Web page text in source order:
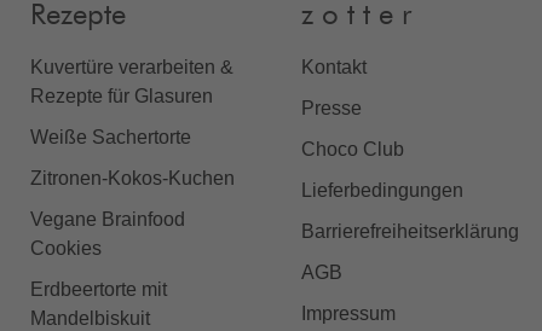
Rezepte
Kuvertüre verarbeiten &
Rezepte für Glasuren
Weiße Sachertorte
Zitronen-Kokos-Kuchen
Vegane Brainfood
Cookies
Erdbeertorte mit
Mandelbiskuit
z o t t e r
Kontakt
Presse
Choco Club
Lieferbedingungen
Barrierefreiheitserklärung
AGB
Impressum